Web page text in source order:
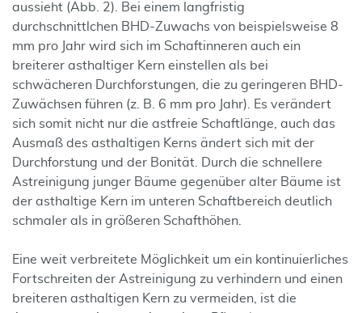
aussieht (Abb. 2). Bei einem langfristig
durchschnittlchen BHD-Zuwachs von beispielsweise 8
mm pro Jahr wird sich im Schaftinneren auch ein
breiterer asthaltiger Kern einstellen als bei
schwächeren Durchforstungen, die zu geringeren BHD-
Zuwächsen führen (z. B. 6 mm pro Jahr). Es verändert
sich somit nicht nur die astfreie Schaftlänge, auch das
Ausmaß des asthaltigen Kerns ändert sich mit der
Durchforstung und der Bonität. Durch die schnellere
Astreinigung junger Bäume gegenüber alter Bäume ist
der asthaltige Kern im unteren Schaftbereich deutlich
schmaler als in größeren Schafthöhen.
Eine weit verbreitete Möglichkeit um ein kontinuierliches
Fortschreiten der Astreinigung zu verhindern und einen
breiteren asthaltigen Kern zu vermeiden, ist die